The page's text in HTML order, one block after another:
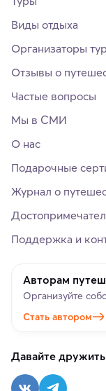
Виды отдыха
Организаторы
Отзывы о
Частые вопросы
Мы в СМИ
О нас
Подарочные
Журнал о
Поддержка и
Авторам
Организуйте
Стать автором
Давайте дружить